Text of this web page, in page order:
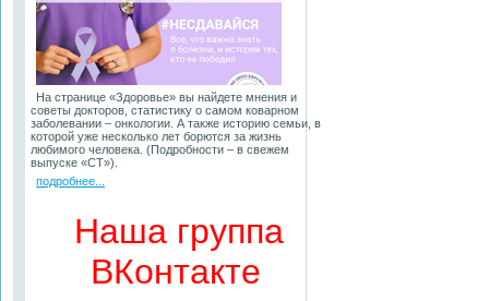
На странице «Здоровье» вы найдете мнения и
советы докторов, статистику о самом коварном
заболевании – онкологии. А также историю семьи, в
которой уже несколько лет борются за жизнь
любимого человека. (Подробности – в свежем
выпуске «СТ»).
подробнее...
Наша группа
ВКонтакте